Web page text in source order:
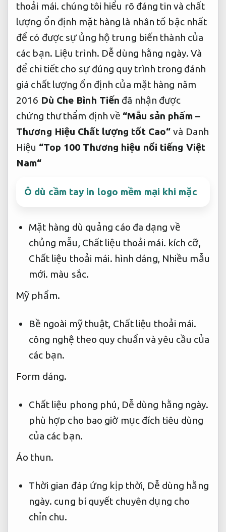
thoải mái. chúng tôi hiểu rõ đáng tin và chất
lượng ổn định mặt hàng là nhân tố bậc nhất
để có được sự ủng hộ trung biến thành của
các bạn. Liệu trình. Dễ dùng hằng ngày. Và
để chi tiết cho sự đúng quy trình trong đánh
giá chất lượng ổn định của mặt hàng năm
2016 Dù Che Bình Tiến đã nhận được
chứng thư thẩm định về “Mẫu sản phẩm –
Thương Hiệu Chất lượng tốt Cao“và Danh
Hiệu “Top 100 Thương hiệu nổi tiếng Việt
Nam“
Ô dù cầm tay in logo mềm mại khi mặc
Mặt hàng dù quảng cáo đa dạng về
chủng mẫu, Chất liệu thoải mái. kích cỡ,
Chất liệu thoải mái. hình dáng, Nhiều mẫu
mới. màu sắc.
Mỹ phẩm.
Bề ngoài mỹ thuật, Chất liệu thoải mái.
công nghệ theo quy chuẩn và yêu cầu của
các bạn.
Form dáng.
Chất liệu phong phú, Dễ dùng hằng ngày.
phù hợp cho bao giờ mục đích tiêu dùng
của các bạn.
Áo thun.
Thời gian đáp ứng kịp thời, Dễ dùng hằng
ngày. cung bí quyết chuyên dụng cho
chỉn chu.